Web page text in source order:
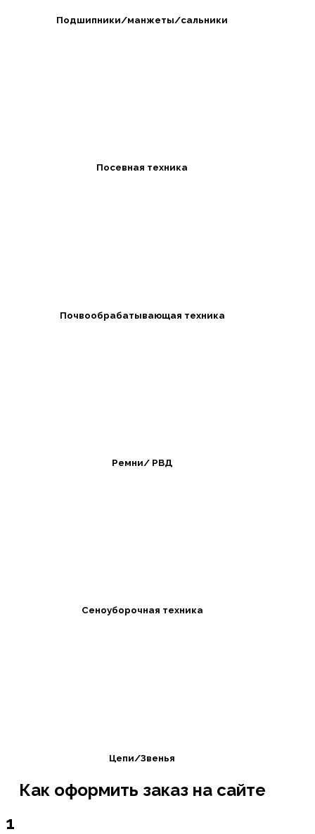
Подшипники/манжеты/сальники
Посевная техника
Почвообрабатывающая техника
Ремни/ РВД
Сеноуборочная техника
Цепи/Звенья
Как оформить заказ на сайте
1